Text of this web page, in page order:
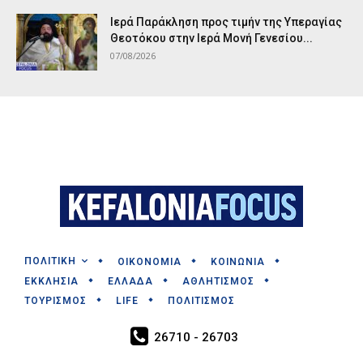
Ιερά Παράκληση προς τιμήν της Υπεραγίας
Θεοτόκου στην Ιερά Μονή Γενεσίου...
07/08/2026
ΠΟΛΙΤΙΚΗ ΟΙΚΟΝΟΜΙΑ
ΚΟΙΝΩΝΙΑ
ΕΚΚΛΗΣΙΑ
ΕΛΛΑΔΑ
ΑΘΛΗΤΙΣΜΟΣ
ΤΟΥΡΙΣΜΟΣ
LIFE ΠΟΛΙΤΙΣΜΟΣ
26710 - 26703